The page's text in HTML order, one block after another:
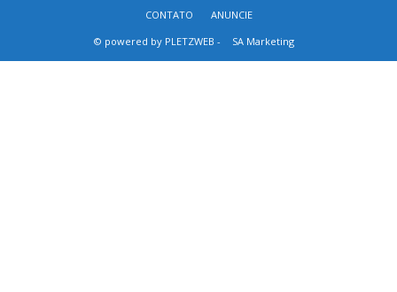
CONTATO
ANUNCIE
© powered by PLETZWEB -
SA Marketing